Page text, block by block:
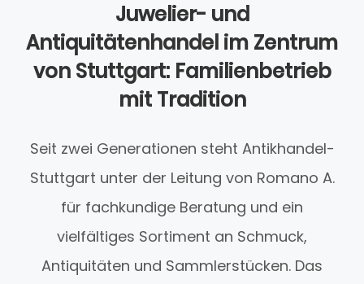
Juwelier- und
Antiquitätenhandel im Zentrum
von Stuttgart: Familienbetrieb
mit Tradition
Seit zwei Generationen steht Antikhandel-
Stuttgart unter der Leitung von Romano A.
für fachkundige Beratung und ein
vielfältiges Sortiment an Schmuck,
Antiquitäten und Sammlerstücken. Das